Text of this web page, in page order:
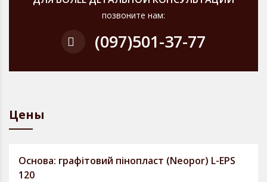
позвоните нам:
(097)501-37-77
Цены
Основа: графітовий пінопласт (Neopor) L-EPS
120